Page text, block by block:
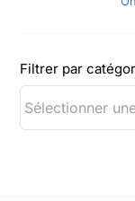
Filtrer par